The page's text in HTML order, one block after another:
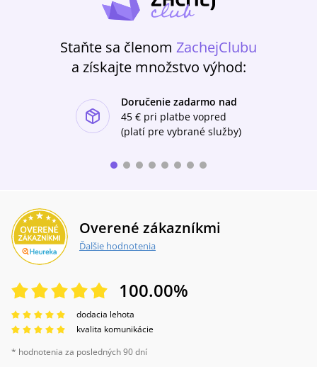
Staňte sa členom ZachejClubu
a získajte množstvo výhod:
Doručenie zadarmo nad
45 € pri platbe vopred
(platí pre vybrané služby)
Overené zákazníkmi
Ďalšie hodnotenia
100.00%
dodacia lehota
kvalita komunikácie
* hodnotenia za posledných 90 dní